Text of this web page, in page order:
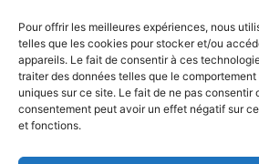
Pour offrir les meilleures expériences, nous
telles que les cookies pour stocker et/ou
appareils. Le fait de consentir à ces
traiter des données telles que le
uniques sur ce site. Le fait de ne pas consentir
consentement peut avoir un effet négatif sur
et fonctions.